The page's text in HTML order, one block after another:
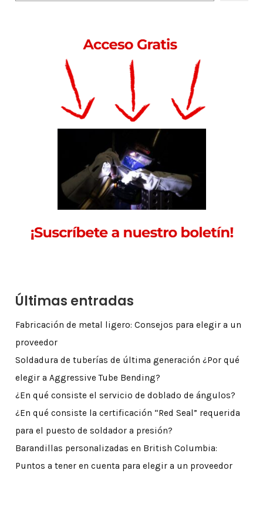
Últimas entradas
Fabricación de metal ligero: Consejos para elegir a un
proveedor
Soldadura de tuberías de última generación ¿Por qué
elegir a Aggressive Tube Bending?
¿En qué consiste el servicio de doblado de ángulos?
¿En qué consiste la certificación “Red Seal” requerida
para el puesto de soldador a presión?
Barandillas personalizadas en British Columbia:
Puntos a tener en cuenta para elegir a un proveedor